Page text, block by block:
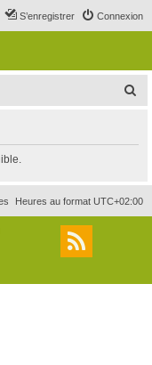
Connexion
S’enregistrer
r
c
r
Heures au format UTC+02:00